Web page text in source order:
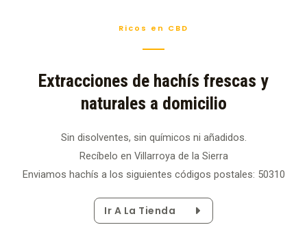
Ricos en CBD
Extracciones de hachís frescas y
naturales a domicilio
Sin disolventes, sin químicos ni añadidos.
Recíbelo en Villarroya de la Sierra
Enviamos hachís a los siguientes códigos postales: 50310
Ir A La Tienda